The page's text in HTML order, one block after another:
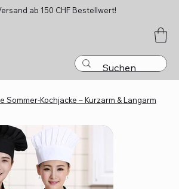
ab 150 CHF Bestellwert!
Sommer-Kochjacke – Kurzarm & Langarm